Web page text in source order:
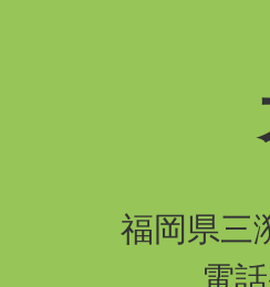
福岡県三
電